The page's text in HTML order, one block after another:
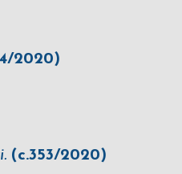
2020)
(c.353/2020)